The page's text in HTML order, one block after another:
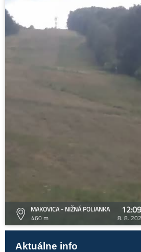
MAKOVICA - NIŽNÁ POLIANKA
460 m
12:09
8. 8.
Aktuálne info